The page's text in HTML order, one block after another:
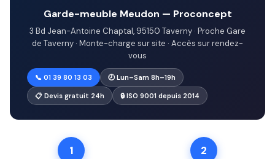
Garde-meuble Meudon — Proconcept
3 Bd Jean-Antoine Chaptal, 95150 Taverny · Proche Gare
de Taverny · Monte-charge sur site · Accès sur rendez-
vous
📞 01 39 80 13 03 🕗 Lun–Sam 8h–19h
📋 Devis gratuit 24h 🔒 ISO 9001 depuis 2014
1 2